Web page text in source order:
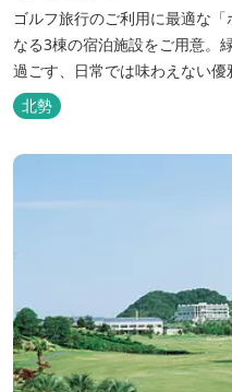
ゴルフ旅行のご利用に最適な
なる3棟の宿泊施設をご用意。
過ごす、日常では味わえない
い。
北勢